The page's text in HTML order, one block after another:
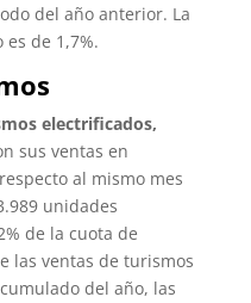
del año anterior. La
de 1,7%.
electrificados,
sus ventas en
al mismo mes
unidades
de la cuota de
las ventas de turismos
del año, las